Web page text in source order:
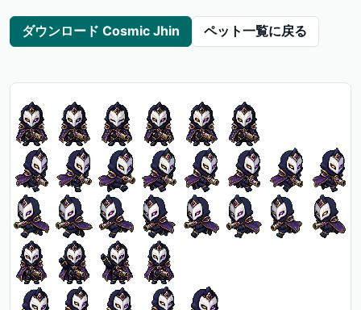
ダウンロード Cosmic Jhin ペット一覧に戻る